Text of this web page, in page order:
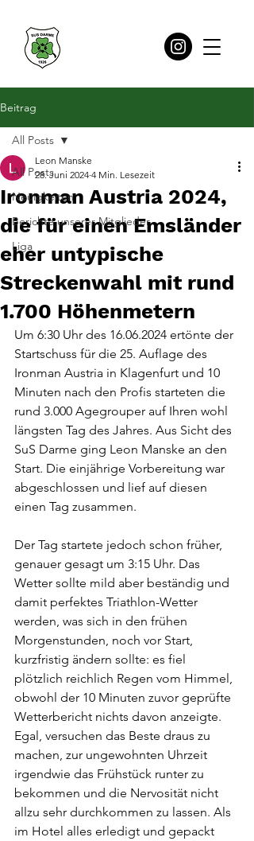
Beitrag
All Posts
Neuigkeiten
Berichte unserer Mitglieder
Liga
All Posts
Ironman Austria 2024,
die für einen Emsländer
eher untypische
Streckenwahl mit rund
1.700 Höhenmetern
Leon Manske
28. Juni 2024 4 Min. Lesezeit
Um 6:30 Uhr des 16.06.2024 ertönte der
Startschuss für die 25. Auflage des
Ironman Austria in Klagenfurt und 10
Minuten nach den Profis starteten die
rund 3.000 Agegrouper auf Ihren wohl
längsten Tag des Jahres. Aus Sicht des
SuS Darme ging Leon Manske an den
Start. Die einjährige Vorbereitung war
abgeschlossen und lief auf diesen
einen Tag zusammen.
Der Tag startete jedoch schon früher,
genauer gesagt um 3:15 Uhr. Das
Wetter sollte mild aber beständig und
damit perfektes Triathlon-Wetter
werden, was sich in den frühen
Morgenstunden, noch vor Start,
kurzfristig ändern sollte: es fiel
plötzlich reichlich Regen vom Himmel,
obwohl der 10 Minuten zuvor geprüfte
Wetterbericht nichts davon anzeigte.
Egal, versuchen das Beste draus zu
machen, zur ungewohnten Uhrzeit
irgendwie das Frühstück runter zu
bekommen und die Nervosität nicht
allzu sehr durchkommen zu lassen. Als
im Hotel alles erledigt und gepackt